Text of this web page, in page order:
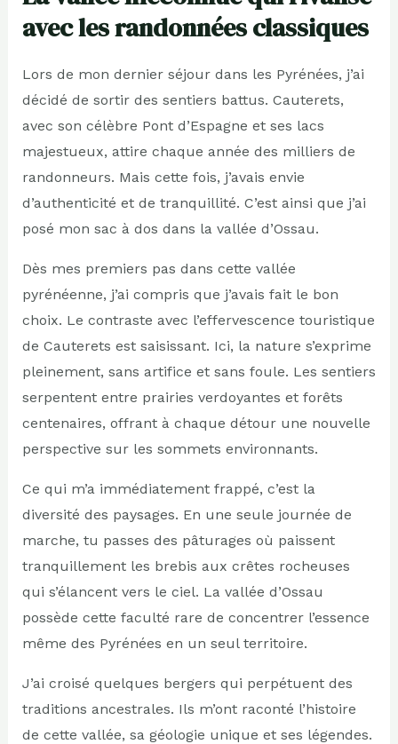
avec les randonnées classiques
Lors de mon dernier séjour dans les Pyrénées, j’ai
décidé de sortir des sentiers battus. Cauterets,
avec son célèbre Pont d’Espagne et ses lacs
majestueux, attire chaque année des milliers de
randonneurs. Mais cette fois, j’avais envie
d’authenticité et de tranquillité. C’est ainsi que j’ai
posé mon sac à dos dans la vallée d’Ossau.
Dès mes premiers pas dans cette vallée
pyrénéenne, j’ai compris que j’avais fait le bon
choix. Le contraste avec l’effervescence touristique
de Cauterets est saisissant. Ici, la nature s’exprime
pleinement, sans artifice et sans foule. Les sentiers
serpentent entre prairies verdoyantes et forêts
centenaires, offrant à chaque détour une nouvelle
perspective sur les sommets environnants.
Ce qui m’a immédiatement frappé, c’est la
diversité des paysages. En une seule journée de
marche, tu passes des pâturages où paissent
tranquillement les brebis aux crêtes rocheuses
qui s’élancent vers le ciel. La vallée d’Ossau
possède cette faculté rare de concentrer l’essence
même des Pyrénées en un seul territoire.
J’ai croisé quelques bergers qui perpétuent des
traditions ancestrales. Ils m’ont raconté l’histoire
de cette vallée, sa géologie unique et ses légendes.